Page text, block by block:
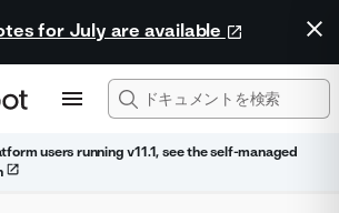
for July are available
users running v11.1, see the self-managed